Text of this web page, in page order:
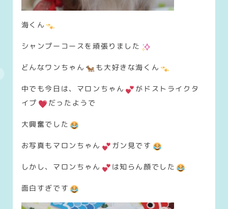
海くん
シャンプーコースを頑張りました
どんなワンちゃん も大好きな海くん
中でも今日は、マロンちゃん
がドストライクタ
イプ
だったようで
大興奮でした
お写真もマロンちゃん ガン見です
しかし、マロンちゃん は知らん顔でした
面白すぎです